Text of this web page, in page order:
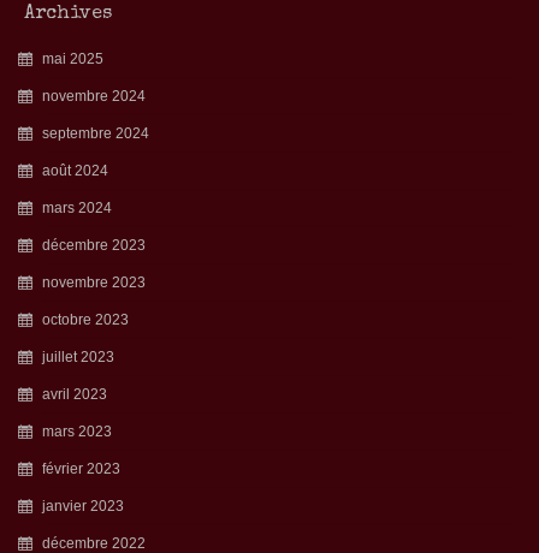
Archives
mai 2025
novembre 2024
septembre 2024
août 2024
mars 2024
décembre 2023
novembre 2023
octobre 2023
juillet 2023
avril 2023
mars 2023
février 2023
janvier 2023
décembre 2022